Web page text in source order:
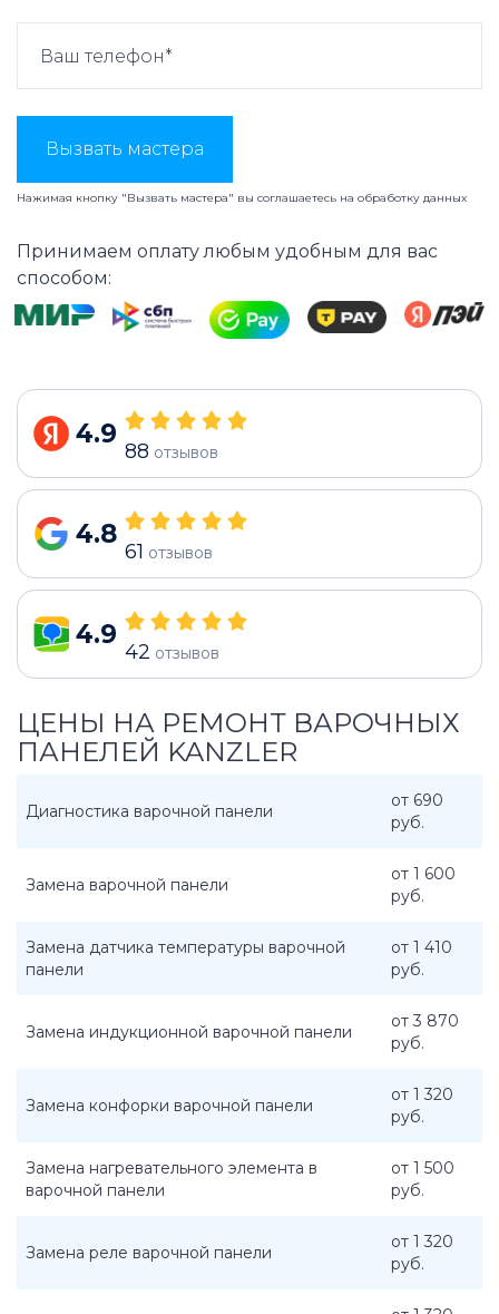
Вызвать мастера
Нажимая кнопку "Вызвать мастера" вы соглашаетесь на обработку данных
Принимаем оплату любым удобным для вас
способом:
4.9
88 отзывов
4.8
61 отзывов
4.9
42 отзывов
ЦЕНЫ НА РЕМОНТ ВАРОЧНЫХ
ПАНЕЛЕЙ KANZLER
Диагностика варочной панели
от 690
руб.
Замена варочной панели
от 1 600
руб.
Замена датчика температуры варочной
панели
от 1 410
руб.
Замена индукционной варочной панели
от 3 870
руб.
Замена конфорки варочной панели
от 1 320
руб.
Замена нагревательного элемента в
варочной панели
от 1 500
руб.
Замена реле варочной панели
от 1 320
руб.